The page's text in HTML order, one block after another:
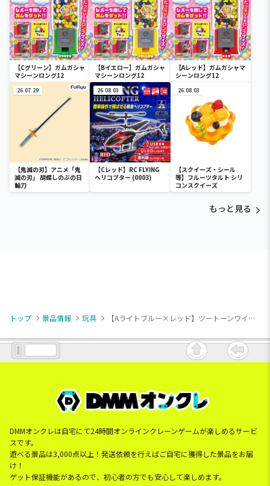
【Cグリーン】ガムガシャ
マシーンロング12
【Bイエロー】ガムガシャ
マシーンロング12
【Aレッド】ガムガシャマ
シーンロング12
26.07.29
【鬼滅の刃】アニメ「鬼
滅の刃」 胡蝶しのぶの日
輪刀
26.08.03
【Cレッド】RC FLYING
ヘリコプター (0003)
26.08.03
【スクイーズ・シール
等】フルーツタルト シリ
コンスクイーズ
もっと見る
トップ 景品情報 玩具 【Aライトブルー×レッド】ツートーンワイヤレスゲームコントローラー YD-3440
DMMオンクレは自宅にて24時間オンラインクレーンゲームが楽しめるサービ
スです。
遊べる景品は3,000点以上！発送依頼を行えばご自宅に獲得した景品をお届
け！
ゲット保証機能があるので、初心者の方でも安心して楽しめます。